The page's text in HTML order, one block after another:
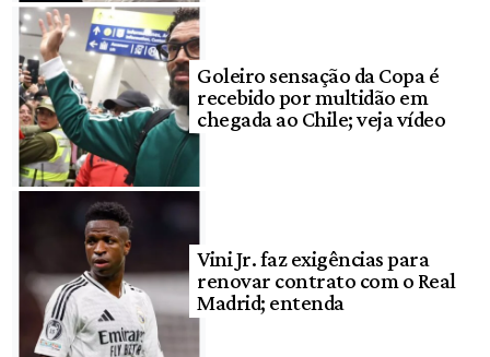
Goleiro sensação da Copa é
recebido por multidão em
chegada ao Chile; veja vídeo
Vini Jr. faz exigências para
renovar contrato com o Real
Madrid; entenda